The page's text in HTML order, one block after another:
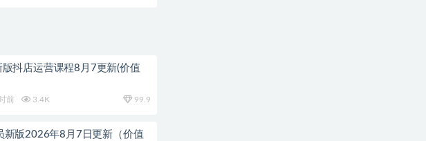
抖店运营课程8月7更新(价值
前 3.4K 99.9
新版2026年8月7日更新（价值